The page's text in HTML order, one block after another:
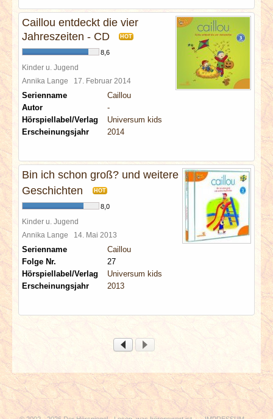
Caillou entdeckt die vier
Jahreszeiten - CD
HOT
8,6
Kinder u. Jugend
Annika Lange 17. Februar 2014
Serienname
Caillou
Autor
-
Hörspiellabel/Verlag
Universum kids
Erscheinungsjahr
2014
Bin ich schon groß? und weitere
Geschichten
HOT
8,0
Kinder u. Jugend
Annika Lange 14. Mai 2013
Serienname
Caillou
Folge Nr.
27
Hörspiellabel/Verlag
Universum kids
Erscheinungsjahr
2013